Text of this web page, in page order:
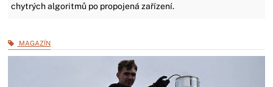
chytrých algoritmů po propojená zařízení.
MAGAZÍN